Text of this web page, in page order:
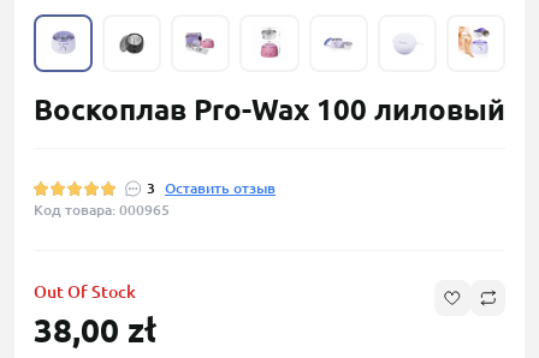
Воскоплав Pro-Wax 100 лиловый
3
Оставить отзыв
Код товара: 000965
Out Of Stock
38,00 zł